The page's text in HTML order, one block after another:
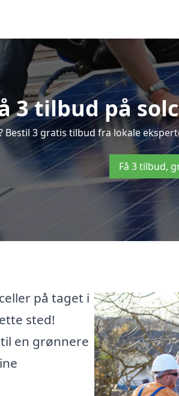
3 tilbud på
Bestil 3 gratis tilbud fra lokale
Få 3 tilbud,
på taget i
sted!
en grønnere